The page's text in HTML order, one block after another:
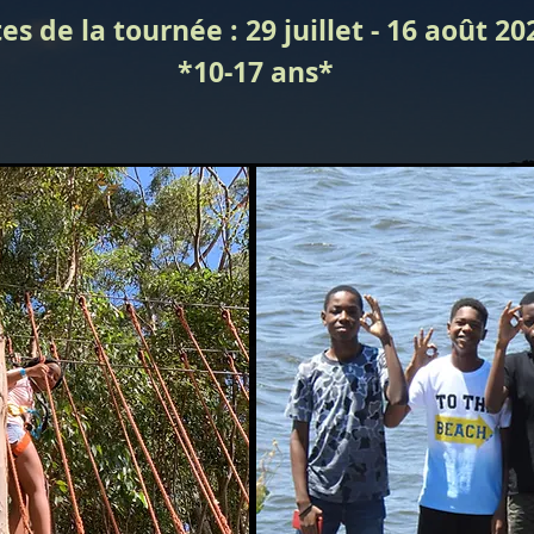
de la tournée : 29 juillet - 16 août
*10-17 ans*